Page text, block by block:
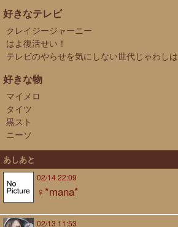
好きなテレビ
クレイジージャーニー
はよ復活せい！
テレビのやらせを気にしない世代じゃわしは
好きな物
マイメロ
タイツ
黒スト
ニーソ
あしあと
02/14 22:09
♀*mana*
02/13 11:53